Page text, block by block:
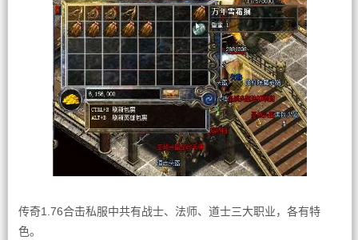
传奇1.76合击私服中共有战士、法师、道士三大职业，各有特
色。